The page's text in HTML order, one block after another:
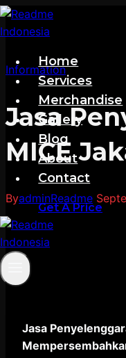
Skip
to
Home
Services
Merchandise
Gallery
Blog
About
Contact
Get A Price
Information
Jasa
MICE
ByadminReadme
Jasa